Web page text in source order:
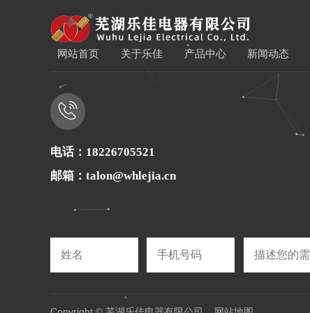
网站首页 关于乐佳 产品中心 新闻动态
电话：18226705521
邮箱：talon@whlejia.cn